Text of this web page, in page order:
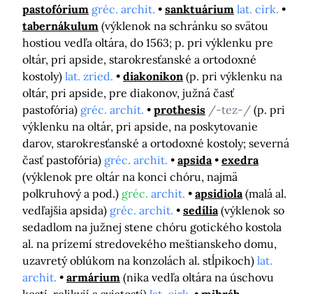
pastofórium gréc. archit. sanktuárium lat. cirk.
tabernákulum (výklenok na schránku so svätou
hostiou vedľa oltára, do 1563; p. pri výklenku pre
oltár, pri apside, starokresťanské a ortodoxné
kostoly) lat. zried. diakonikon (p. pri výklenku na
oltár, pri apside, pre diakonov, južná časť
pastofória) gréc. archit. prothesis /-tez-/ (p. pri
výklenku na oltár, pri apside, na poskytovanie
darov, starokresťanské a ortodoxné kostoly; severná
časť pastofória) gréc. archit. apsida
exedra
(výklenok pre oltár na konci chóru, najmä
polkruhový a pod.) gréc. archit. apsidiola (malá al.
vedľajšia apsida) gréc. archit. sedília (výklenok so
sedadlom na južnej stene chóru gotického kostola
al. na prízemí stredovekého meštianskeho domu,
uzavretý oblúkom na konzolách al. stĺpikoch) lat.
archit.
armárium (nika vedľa oltára na úschovu